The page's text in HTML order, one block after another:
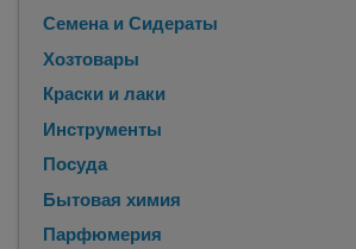
Семена и Сидераты
Хозтовары
Краски и лаки
Инструменты
Посуда
Бытовая химия
Парфюмерия